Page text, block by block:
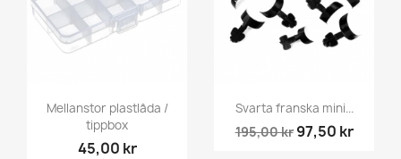
Mellanstor plastlåda /
tippbox
45,00 kr
Svarta franska mini...
195,00 kr 97,50 kr